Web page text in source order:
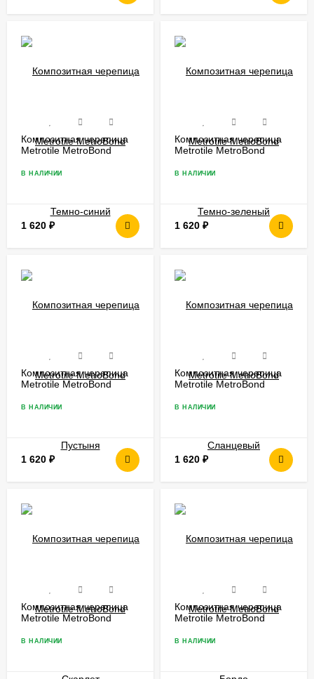
Композитная черепица
Metrotile MetroBond
В НАЛИЧИИ
1 620 ₽
Композитная черепица
Metrotile MetroBond
В НАЛИЧИИ
1 620 ₽
Композитная черепица
Metrotile MetroBond
В НАЛИЧИИ
1 620 ₽
Композитная черепица
Metrotile MetroBond
В НАЛИЧИИ
1 620 ₽
Композитная черепица
Metrotile MetroBond
В НАЛИЧИИ
Композитная черепица
Metrotile MetroBond
В НАЛИЧИИ